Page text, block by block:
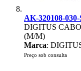
AK-320108-030-
DIGITUS
(M/M)
Marca:
Preço sob consulta